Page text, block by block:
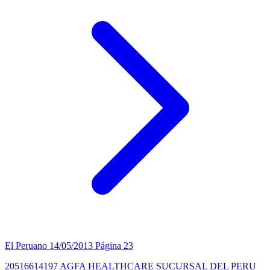
El Peruano 14/05/2013 Página 23
20516614197 AGFA HEALTHCARE SUCURSAL DEL PERU